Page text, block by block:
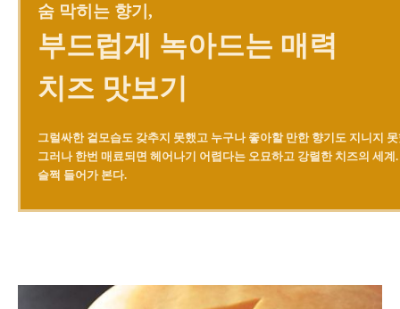
숨 막히는 향기,
부드럽게 녹아드는 매력
치즈 맛보기
그럴싸한 겉모습도 갖추지 못했고 누구나 좋아할 만한 향기도 지니지
그러나 한번 매료되면 헤어나기 어렵다는 오묘하고 강렬한 치즈의 세계.
슬쩍 들어가 본다.